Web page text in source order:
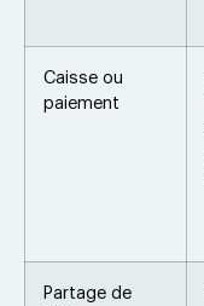
Caisse ou
paiement
Partage de